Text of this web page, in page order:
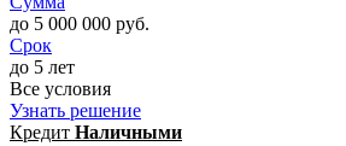
до 5 000 000 руб.
Срок
до 5 лет
Все условия
Узнать решение
Кредит Наличными